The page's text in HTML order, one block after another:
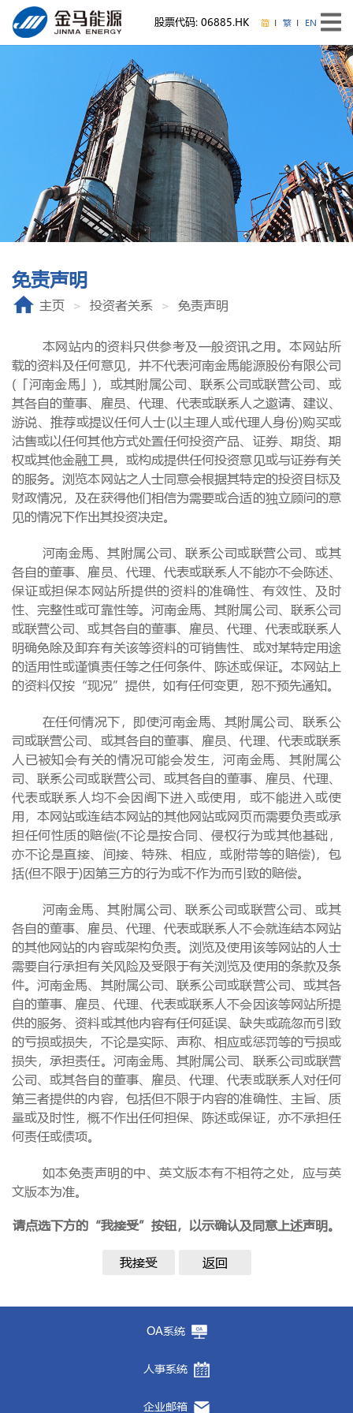
股票代码: 06885.HK 简 繁 EN
免责声明
主页 投资者关系 免责声明
本网站内的资料只供参考及一般资讯之用。本网站所
载的资料及任何意见，并不代表河南金馬能源股份有限公司
(「河南金馬」)，或其附属公司、联系公司或联营公司、或
其各自的董事、雇员、代理、代表或联系人之邀请、建议、
游说、推荐或提议任何人士(以主理人或代理人身份)购买或
沽售或以任何其他方式处置任何投资产品、证券、期货、期
权或其他金融工具，或构成提供任何投资意见或与证券有关
的服务。浏览本网站之人士同意会根据其特定的投资目标及
财政情况，及在获得他们相信为需要或合适的独立顾问的意
见的情况下作出其投资决定。
河南金馬、其附属公司、联系公司或联营公司、或其
各自的董事、雇员、代理、代表或联系人不能亦不会陈述、
保证或担保本网站所提供的资料的准确性、有效性、及时
性、完整性或可靠性等。河南金馬、其附属公司、联系公司
或联营公司、或其各自的董事、雇员、代理、代表或联系人
明确免除及卸弃有关该等资料的可销售性、或对某特定用途
的适用性或谨慎责任等之任何条件、陈述或保证。本网站上
的资料仅按“现况”提供，如有任何变更，恕不预先通知。
在任何情况下，即使河南金馬、其附属公司、联系公
司或联营公司、或其各自的董事、雇员、代理、代表或联系
人已被知会有关的情况可能会发生，河南金馬、其附属公
司、联系公司或联营公司、或其各自的董事、雇员、代理、
代表或联系人均不会因阁下进入或使用，或不能进入或使
用，本网站或连结本网站的其他网站或网页而需要负责或承
担任何性质的赔偿(不论是按合同、侵权行为或其他基础，
亦不论是直接、间接、特殊、相应，或附带等的赔偿)，包
括(但不限于)因第三方的行为或不作为而引致的赔偿。
河南金馬、其附属公司、联系公司或联营公司、或其
各自的董事、雇员、代理、代表或联系人不会就连结本网站
的其他网站的内容或架构负责。浏览及使用该等网站的人士
需要自行承担有关风险及受限于有关浏览及使用的条款及条
件。河南金馬、其附属公司、联系公司或联营公司、或其各
自的董事、雇员、代理、代表或联系人不会因该等网站所提
供的服务、资料或其他内容有任何延误、缺失或疏忽而引致
的亏损或损失，不论是实际、声称、相应或惩罚等的亏损或
损失，承担责任。河南金馬、其附属公司、联系公司或联营
公司、或其各自的董事、雇员、代理、代表或联系人对任何
第三者提供的内容，包括但不限于内容的准确性、主旨、质
量或及时性，概不作出任何担保、陈述或保证，亦不承担任
何责任或债项。
如本免责声明的中、英文版本有不相符之处，应与英
文版本为准。
请点选下方的“我接受”按钮，以示确认及同意上述声明。
我接受 返回
OA系统
人事系统
企业邮箱